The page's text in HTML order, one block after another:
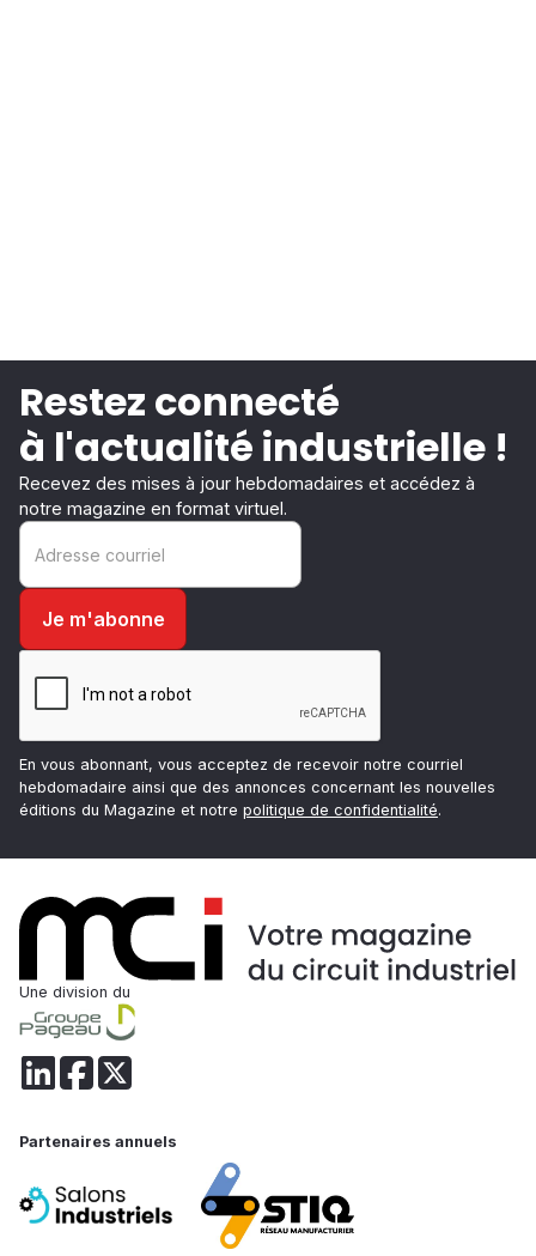
Restez connecté
à l'actualité industrielle !
Recevez des mises à jour hebdomadaires et accédez à
notre magazine en format virtuel.
En vous abonnant, vous acceptez de recevoir notre courriel
hebdomadaire ainsi que des annonces concernant les nouvelles
éditions du Magazine et notre politique de confidentialité.
Une division du
Partenaires annuels